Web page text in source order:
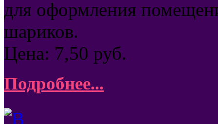
для оформления
шариков.
Цена: 7,50 руб.
Подробнее...